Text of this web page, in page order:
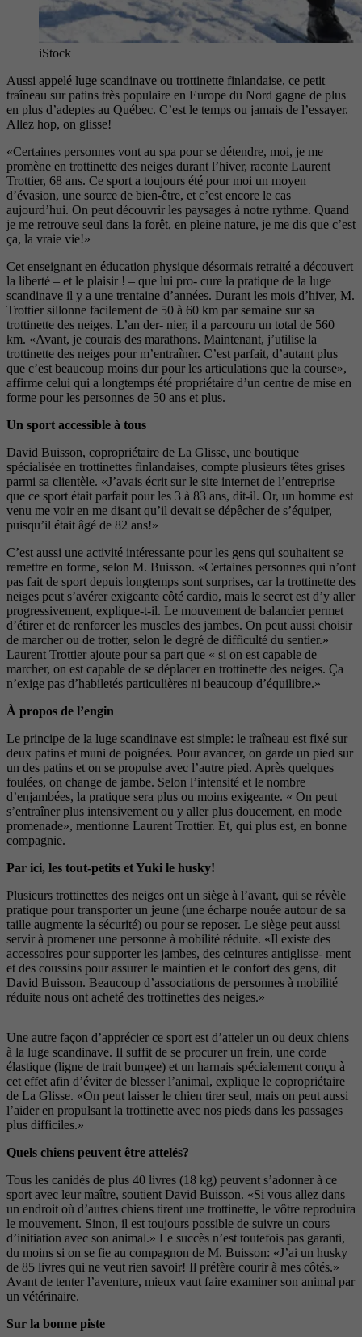
iStock
Aussi appelé luge scandinave ou trottinette finlandaise, ce petit
traîneau sur patins très populaire en Europe du Nord gagne de plus
en plus d’adeptes au Québec. C’est le temps ou jamais de l’essayer.
Allez hop, on glisse!
«Certaines personnes vont au spa pour se détendre, moi, je me
promène en trottinette des neiges durant l’hiver, raconte Laurent
Trottier, 68 ans. Ce sport a toujours été pour moi un moyen
d’évasion, une source de bien-être, et c’est encore le cas
aujourd’hui. On peut découvrir les paysages à notre rythme. Quand
je me retrouve seul dans la forêt, en pleine nature, je me dis que c’est
ça, la vraie vie!»
Cet enseignant en éducation physique désormais retraité a découvert
la liberté – et le plaisir ! – que lui pro- cure la pratique de la luge
scandinave il y a une trentaine d’années. Durant les mois d’hiver, M.
Trottier sillonne facilement de 50 à 60 km par semaine sur sa
trottinette des neiges. L’an der- nier, il a parcouru un total de 560
km. «Avant, je courais des marathons. Maintenant, j’utilise la
trottinette des neiges pour m’entraîner. C’est parfait, d’autant plus
que c’est beaucoup moins dur pour les articulations que la course»,
affirme celui qui a longtemps été propriétaire d’un centre de mise en
forme pour les personnes de 50 ans et plus.
Un sport accessible à tous
David Buisson, copropriétaire de La Glisse, une boutique
spécialisée en trottinettes finlandaises, compte plusieurs têtes grises
parmi sa clientèle. «J’avais écrit sur le site internet de l’entreprise
que ce sport était parfait pour les 3 à 83 ans, dit-il. Or, un homme est
venu me voir en me disant qu’il devait se dépêcher de s’équiper,
puisqu’il était âgé de 82 ans!»
C’est aussi une activité intéressante pour les gens qui souhaitent se
remettre en forme, selon M. Buisson. «Certaines personnes qui n’ont
pas fait de sport depuis longtemps sont surprises, car la trottinette des
neiges peut s’avérer exigeante côté cardio, mais le secret est d’y aller
progressivement, explique-t-il. Le mouvement de balancier permet
d’étirer et de renforcer les muscles des jambes. On peut aussi choisir
de marcher ou de trotter, selon le degré de difficulté du sentier.»
Laurent Trottier ajoute pour sa part que « si on est capable de
marcher, on est capable de se déplacer en trottinette des neiges. Ça
n’exige pas d’habiletés particulières ni beaucoup d’équilibre.»
À propos de l’engin
Le principe de la luge scandinave est simple: le traîneau est fixé sur
deux patins et muni de poignées. Pour avancer, on garde un pied sur
un des patins et on se propulse avec l’autre pied. Après quelques
foulées, on change de jambe. Selon l’intensité et le nombre
d’enjambées, la pratique sera plus ou moins exigeante. « On peut
s’entraîner plus intensivement ou y aller plus doucement, en mode
promenade», mentionne Laurent Trottier. Et, qui plus est, en bonne
compagnie.
Par ici, les tout-petits et Yuki le husky!
Plusieurs trottinettes des neiges ont un siège à l’avant, qui se révèle
pratique pour transporter un jeune (une écharpe nouée autour de sa
taille augmente la sécurité) ou pour se reposer. Le siège peut aussi
servir à promener une personne à mobilité réduite. «Il existe des
accessoires pour supporter les jambes, des ceintures antiglisse- ment
et des coussins pour assurer le maintien et le confort des gens, dit
David Buisson. Beaucoup d’associations de personnes à mobilité
réduite nous ont acheté des trottinettes des neiges.»
Une autre façon d’apprécier ce sport est d’atteler un ou deux chiens
à la luge scandinave. Il suffit de se procurer un frein, une corde
élastique (ligne de trait bungee) et un harnais spécialement conçu à
cet effet afin d’éviter de blesser l’animal, explique le copropriétaire
de La Glisse. «On peut laisser le chien tirer seul, mais on peut aussi
l’aider en propulsant la trottinette avec nos pieds dans les passages
plus difficiles.»
Quels chiens peuvent être attelés?
Tous les canidés de plus 40 livres (18 kg) peuvent s’adonner à ce
sport avec leur maître, soutient David Buisson. «Si vous allez dans
un endroit où d’autres chiens tirent une trottinette, le vôtre reproduira
le mouvement. Sinon, il est toujours possible de suivre un cours
d’initiation avec son animal.» Le succès n’est toutefois pas garanti,
du moins si on se fie au compagnon de M. Buisson: «J’ai un husky
de 85 livres qui ne veut rien savoir! Il préfère courir à mes côtés.»
Avant de tenter l’aventure, mieux vaut faire examiner son animal par
un vétérinaire.
Sur la bonne piste